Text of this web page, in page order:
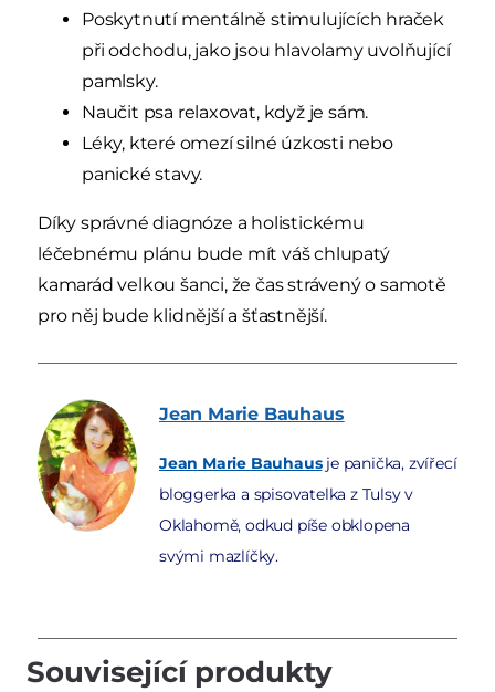
Poskytnutí mentálně stimulujících hraček
při odchodu, jako jsou hlavolamy uvolňující
pamlsky.
Naučit psa relaxovat, když je sám.
Léky, které omezí silné úzkosti nebo
panické stavy.
Díky správné diagnóze a holistickému
léčebnému plánu bude mít váš chlupatý
kamarád velkou šanci, že čas strávený o samotě
pro něj bude klidnější a šťastnější.
Jean Marie Bauhaus
Jean Marie Bauhausje panička, zvířecí
bloggerka a spisovatelka z Tulsy v
Oklahomě, odkud píše obklopena
svými mazlíčky.
Související produkty